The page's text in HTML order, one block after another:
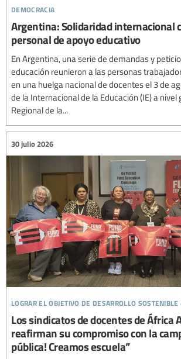
democracia
Argentina: Solidaridad internacional
personal de apoyo educativo
En Argentina, una serie de demandas y
educación reunieron a las personas
en una huelga nacional de docentes el 3 de
de la Internacional de la Educación (IE) a nivel
Regional de la...
lograr el objetivo de desarrollo sostenible
30 julio 2026
Los sindicatos de docentes de África
reafirman su compromiso con la
pública! Creamos escuela”